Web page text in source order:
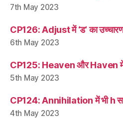
7th May 2023
CP126: Adjust में ‘ड’ का उच्चारण
6th May 2023
CP125: Heaven और Haven में
5th May 2023
CP124: Annihilation में भी h
4th May 2023